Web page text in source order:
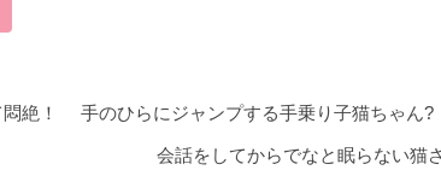
悶絶！ 手のひらにジャンプする手乗り子猫ちゃん?
会話をしてからでなと眠らない猫